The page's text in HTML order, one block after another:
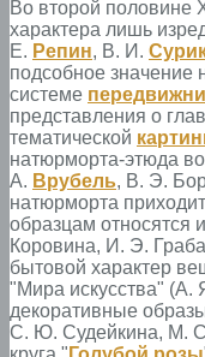
Во второй половине
характера лишь
Е. Репин, В. И.
подсобное значение
системе
представления о
тематической
натюрморта-этюда
А. Врубель, В. Э.
натюрморта
образцам относятся
Коровина, И. Э.
бытовой характер
"Мира искусства" (А.
декоративные
С. Ю. Судейкина, М.